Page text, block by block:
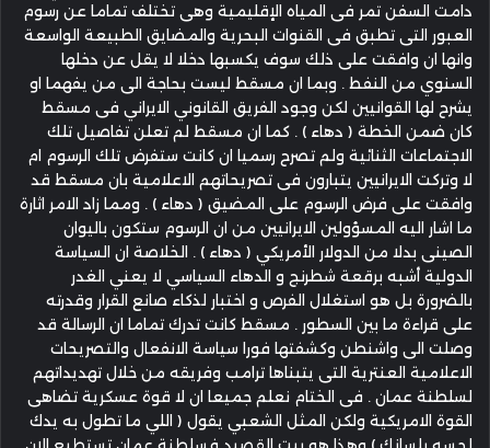
دامت السفن تمر فى المياه الإقليمية وهى تختلف تماما عن رسوم
العبور التى تطبق فى القنوات البحرية والمضايق الطبيعة الواسعة
وانها ان وافقت على ذلك سوف يكسبها دخلا لا يقل عن دخلها
السنوي من النفط . وبما ان مسقط ليست بحاجة الى من يفهما او
يشرح لها القوانيين لكن وجود الفريق القانوني الايراني فى مسقط
كان ضمن الخطة ( دهاء ) . كما ان مسقط لم تعلن تفاصيل تلك
الاجتماعات الثنائية ولم تصرح رسميا ان كانت ستفرض تلك الرسوم ام
لا وتركت الايرانيين يتبارون فى تصريحاتهم الاعلامية بان مسقط قد
وافقت على فرض الرسوم على المضيق ( دهاء ) . ومما زاد الامر اثارة
ما اشار اليه المسؤولين الايرانيين من ان الرسوم ستكون باليوان
الصينى بدلا من الدولار الأمريكي ( دهاء ) . الخلاصة ان السياسة
الدولية أشبه برقعة شطرنج و الدهاء السياسي لا يعني الغدر
بالضرورة بل هو استغلال الفرص و اختبار لذكاء صانع القرار وقدرته
على قراءة ما بين السطور . مسقط كانت تدرك تماما ان الرسالة قد
وصلت الى واشنطن وكشفتها فورا سياسة الانفعال والتصريحات
الاعلامية العنترية التى يتبناها ترامب وفريقه من خلال تهديداتهم
لسلطنة عمان . فى الختام نعلم جميعا ان لا قوة عسكرية تضاهى
القوة الامريكية ولكن المثل الشعبي يقول ( اللي ما تطول به يدك
لحسه بلسانك ) وهذا هو بيت القصيد فسلطنة عمان تستطيع الان